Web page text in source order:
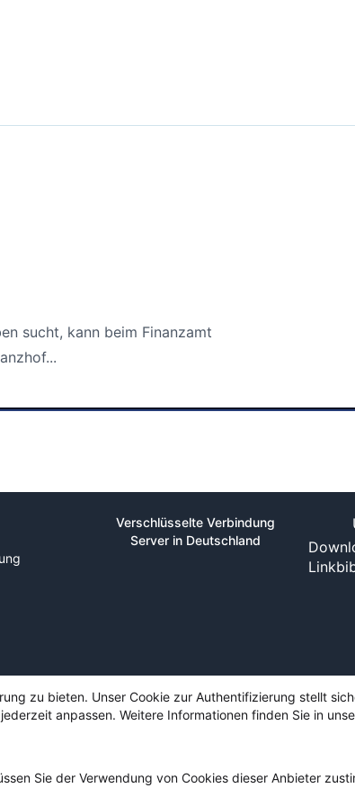
sucht, kann beim Finanzamt
Verschlüsselte Verbindung
Server in Deutschland
zu bieten. Unser Cookie zur Authentifizierung stellt
anpassen. Weitere Informationen finden Sie in
Sie der Verwendung von Cookies dieser Anbieter